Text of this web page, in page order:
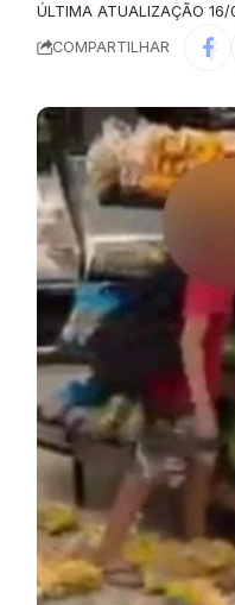
ÚLTIMA ATUALIZAÇÃO
COMPARTILHAR